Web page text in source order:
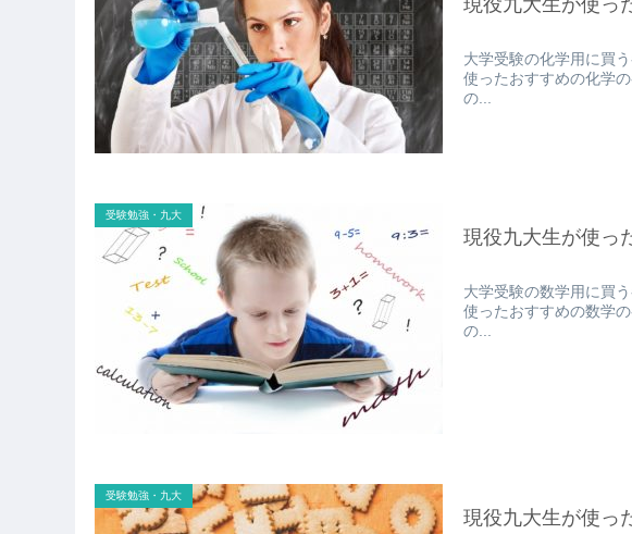
大学受験の化学用に買
使ったおすすめの化学
の...
受験勉強・九大
現役九大生が使っ
大学受験の数学用に買
使ったおすすめの数学
の...
受験勉強・九大
現役九大生が使っ